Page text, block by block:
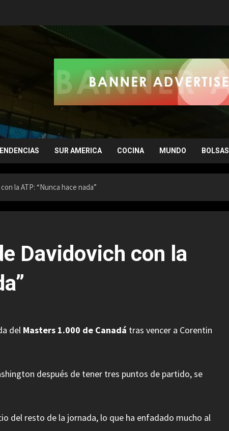
SUR AMERICA COCINA MUNDO
la ATP: “Nunca hace nada”
Davidovich con la
del Masters 1.000 de Canadá tras vencer a Corentin
después de tener tres puntos de partido, se
del resto de la jornada, lo que ha enfadado mucho al